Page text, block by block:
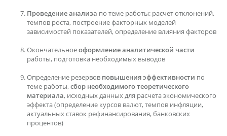
Проведение анализа по теме работы: расчет отклонений,
темпов роста, построение факторных моделей
зависимостей показателей, определение влияния факторов
Окончательноеоформление аналитической части
работы, подготовка необходимых выводов
Определение резервов повышения эффективности по
теме работы,сбор необходимого теоретического
материала, исходных данных для расчета экономического
эффекта (определение курсов валют, темпов инфляции,
актуальных ставок рефинансирования, банковских
процентов)